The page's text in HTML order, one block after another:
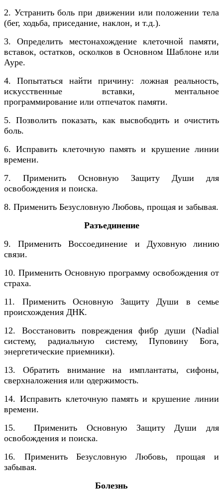
2. Устранить боль при движении или положении тела
(бег, ходьба, приседание, наклон, и т.д.).
3. Определить местонахождение клеточной памяти,
вставок, остатков, осколков в Основном Шаблоне или
Ауре.
4. Попытаться найти причину: ложная реальность,
искусственные вставки, ментальное
программирование или отпечаток памяти.
5. Позволить показать, как высвободить и очистить
боль.
6. Исправить клеточную память и крушение линии
времени.
7. Применить Основную Защиту Души для
освобождения и поиска.
8. Применить Безусловную Любовь, прощая и забывая.
Разъединение
9. Применить Воссоединение и Духовную линию
связи.
10. Применить Основную программу освобождения от
страха.
11. Применить Основную Защиту Души в семье
происхождения ДНК.
12. Восстановить повреждения фибр души (Nadial
систему, радиальную систему, Пуповину Бога,
энергетические приемники).
13. Обратить внимание на имплантаты, сифоны,
сверхналожения или одержимость.
14. Исправить клеточную память и крушение линии
времени.
15. Применить Основную Защиту Души для
освобождения и поиска.
16. Применить Безусловную Любовь, прощая и
забывая.
Болезнь